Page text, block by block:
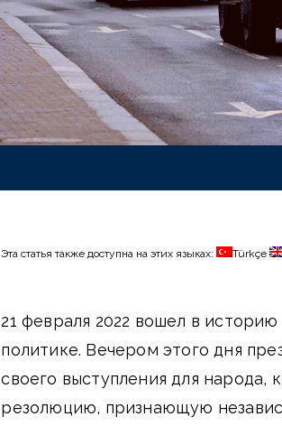
Эта статья также доступна на этих языках: Türkçe
21 февраля 2022 вошел в
политике. Вечером этого дня
своего выступления для народа,
резолюцию, признающую